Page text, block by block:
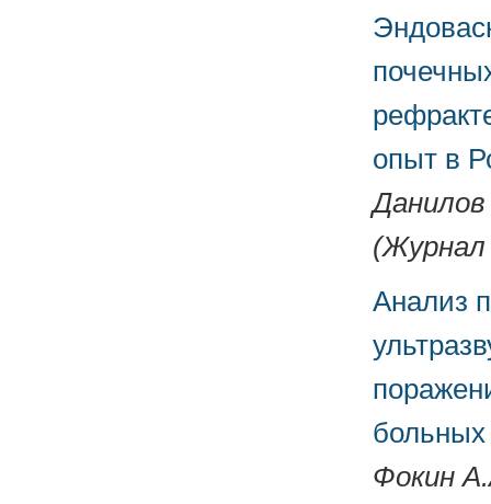
опыт в
(Журнал
Анализ
больных
Фокин